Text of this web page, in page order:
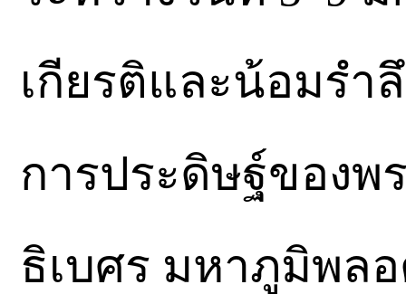
เกียรติและน้อมรำ
การประดิษฐ์ของพ
ธิเบศร มหาภูมิพล